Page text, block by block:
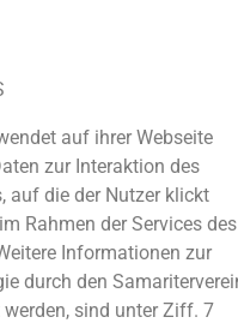
auf ihrer Webseite
zur Interaktion des
auf die der Nutzer klickt
Rahmen der Services des
Informationen zur
durch den
sind unter Ziff. 7